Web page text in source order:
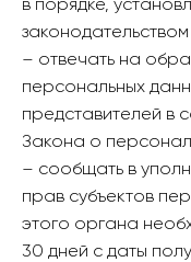
в порядке,
– отвечать на
персональных
представителей в
Закона о
– сообщать в
прав субъектов
этого органа
30 дней с даты